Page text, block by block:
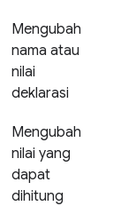
Mengubah
nama atau
nilai
deklarasi
Mengubah
nilai yang
dapat
dihitung